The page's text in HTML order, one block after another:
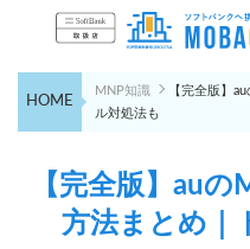
HOME
MNP知識
【完全版】
ル対処法も
【完全版】au
方法まとめ｜